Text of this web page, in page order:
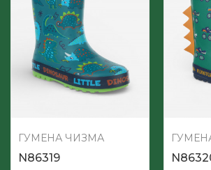
ГУМЕНА ЧИЗМА
N86319